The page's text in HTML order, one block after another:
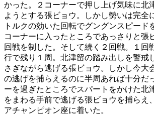
かった。２コーナーで押し上げ気味に北
ようとする張ビョウ。しかし勢いは完全
トルクの効いた回転でグングンスピード
コーナーに入ったところであっさりと張
回戦を制した。そして続く２回戦。１回
行で残り１周。北津留の踏み出しを警戒
さぎながら逃げる張ビョウ。しかし今大
の逃げを捕らえるのに半周あれば十分だ
ーを過ぎたところでスパートをかけた北
をまわる手前で逃げる張ビョウを捕らえ
アチャンピオン座に着いた。